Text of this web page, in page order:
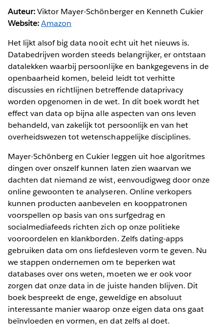
Auteur:Viktor Mayer-Schönberger en Kenneth Cukier
Website:Amazon
Het lijkt alsof big data nooit echt uit het nieuws is.
Databedrijven worden steeds belangrijker, er ontstaan
datalekken waarbij persoonlijke en bankgegevens in de
openbaarheid komen, beleid leidt tot verhitte
discussies en richtlijnen betreffende dataprivacy
worden opgenomen in de wet. In dit boek wordt het
effect van data op bijna alle aspecten van ons leven
behandeld, van zakelijk tot persoonlijk en van het
overheidswezen tot wetenschappelijke disciplines.
Mayer-Schönberg en Cukier leggen uit hoe algoritmes
dingen over onszelf kunnen laten zien waarvan we
dachten dat niemand ze wist, eenvoudigweg door onze
online gewoonten te analyseren. Online verkopers
kunnen producten aanbevelen en kooppatronen
voorspellen op basis van ons surfgedrag en
socialmediafeeds richten zich op onze politieke
vooroordelen en klankborden. Zelfs dating-apps
gebruiken data om ons liefdesleven vorm te geven. Nu
we stappen ondernemen om te beperken wat
databases over ons weten, moeten we er ook voor
zorgen dat onze data in de juiste handen blijven. Dit
boek bespreekt de enge, geweldige en absoluut
interessante manier waarop onze eigen data ons gaat
beïnvloeden en vormen, en dat zelfs al doet.